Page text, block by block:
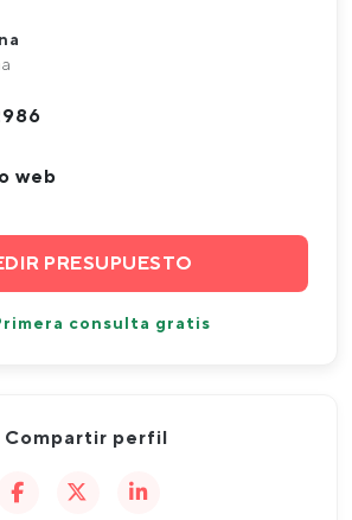
web
PRESUPUESTO
consulta gratis
Compartir perfil